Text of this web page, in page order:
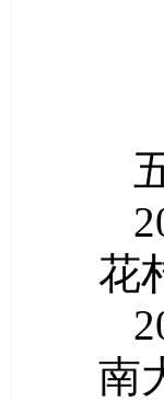
花
南